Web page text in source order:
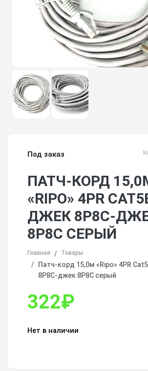
Под заказ
ПАТЧ-КОРД
«RIPO» 4PR
ДЖЕК 8P8C-
8P8C СЕРЫЙ
Главная Товары
Патч-корд 15,0м «Ripo» 4PR
8P8C-джек 8P8C серый
322₽
Нет в наличии